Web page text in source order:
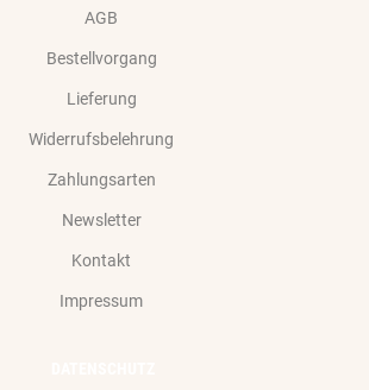
AGB
Bestellvorgang
Lieferung
Widerrufsbelehrung
Zahlungsarten
Newsletter
Kontakt
Impressum